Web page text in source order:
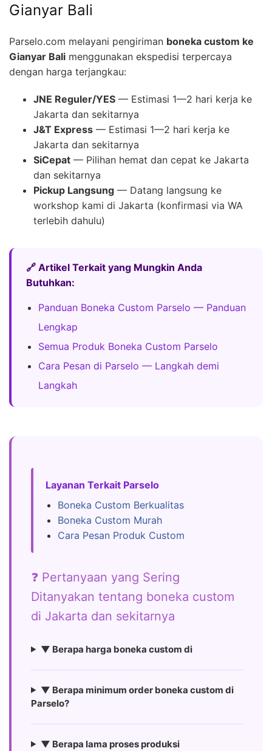
Gianyar Bali
Parselo.com melayani pengiriman boneka custom ke
Gianyar Bali menggunakan ekspedisi terpercaya
dengan harga terjangkau:
JNE Reguler/YES — Estimasi 1—2 hari kerja ke
Jakarta dan sekitarnya
J&T Express — Estimasi 1—2 hari kerja ke
Jakarta dan sekitarnya
SiCepat — Pilihan hemat dan cepat ke Jakarta
dan sekitarnya
Pickup Langsung — Datang langsung ke
workshop kami di Jakarta (konfirmasi via WA
terlebih dahulu)
🔗 Artikel Terkait yang Mungkin Anda
Butuhkan:
Panduan Boneka Custom Parselo — Panduan
Lengkap
Semua Produk Boneka Custom Parselo
Cara Pesan di Parselo — Langkah demi
Langkah
Layanan Terkait Parselo
Boneka Custom Berkualitas
Boneka Custom Murah
Cara Pesan Produk Custom
❓ Pertanyaan yang Sering
Ditanyakan tentang boneka custom
di Jakarta dan sekitarnya
▼ Berapa harga boneka custom di
▼ Berapa minimum order boneka custom di
Parselo?
▼ Berapa lama proses produksi